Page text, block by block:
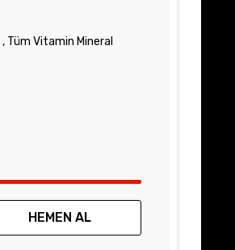
, Tüm Vitamin Mineral
HEMEN AL